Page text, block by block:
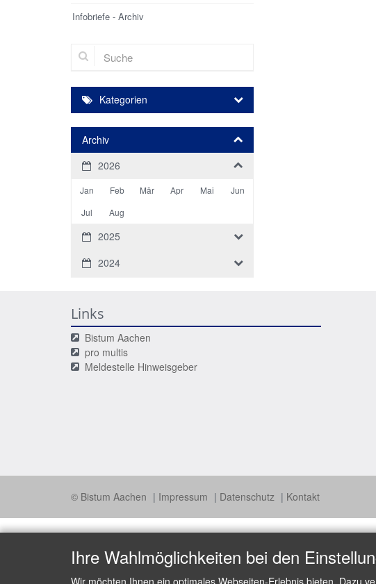
Infobriefe - Archiv
Suche
Kategorien
Archiv
2026
Jan Feb Mär Apr Mai
Jun
Jul
Aug
2025
2024
Links
Bistum Aachen
pro multis
Meldestelle Hinweisgeber
© Bistum Aachen Impressum Datenschutz Kontakt
Ihre Wahlmöglichkeiten bei den
Wir möchten Ihnen ein optimales Webseiten-Erlebnis bieten. Dazu